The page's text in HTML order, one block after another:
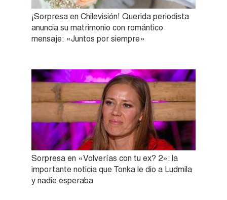
¡Sorpresa en Chilevisión! Querida periodista
anuncia su matrimonio con romántico
mensaje: «Juntos por siempre»
Sorpresa en «Volverías con tu ex? 2»: la
importante noticia que Tonka le dio a Ludmila
y nadie esperaba